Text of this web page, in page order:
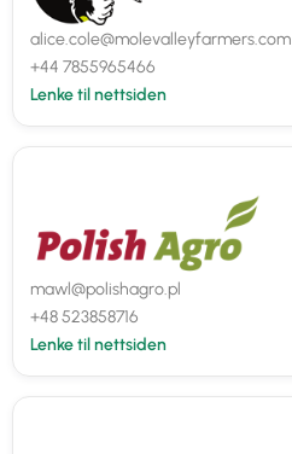
alice.cole@molevalleyfarmers.com
+44 7855965466
Lenke til nettsiden
mawl@polishagro.pl
+48 523858716
Lenke til nettsiden